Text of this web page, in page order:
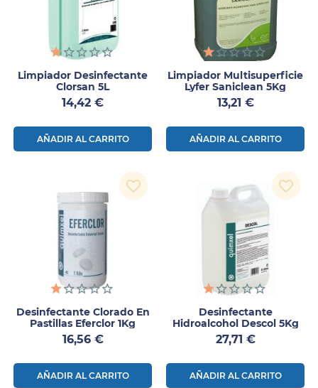
Limpiador Desinfectante
Clorsan 5L
Precio
14,42 €
AÑADIR AL CARRITO
Limpiador Multisuperficie
Lyfer Saniclean 5Kg
Precio
13,21 €
AÑADIR AL CARRITO
Desinfectante Clorado En
Pastillas Eferclor 1Kg
Precio
16,56 €
AÑADIR AL CARRITO
favorite_border
Desinfectante
Hidroalcohol Descol 5Kg
Precio
27,71 €
AÑADIR AL CARRITO
favorite_border